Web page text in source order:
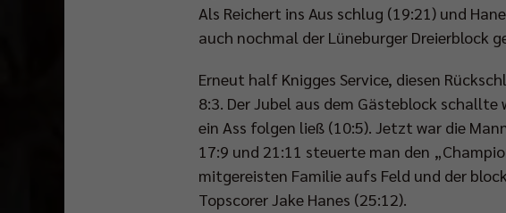
Als Reichert ins Aus schlug (19:21) und
auch nochmal der Lüneburger Dreierblock
Erneut half Knigges Service, diesen
8:3. Der Jubel aus dem Gästeblock
ein Ass folgen ließ (10:5). Jetzt war die
17:9 und 21:11 steuerte man den
mitgereisten Familie aufs Feld und der
Topscorer Jake Hanes (25:12).